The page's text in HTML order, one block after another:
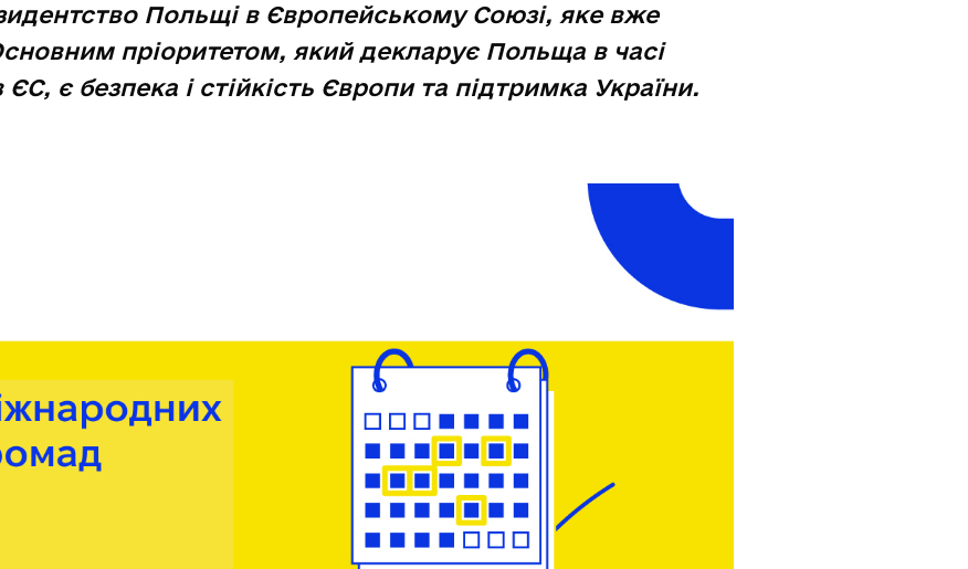
Польщі в Європейському Союзі, яке вже
пріоритетом, який декларує Польща в часі
є безпека і стійкість Європи та підтримка України.